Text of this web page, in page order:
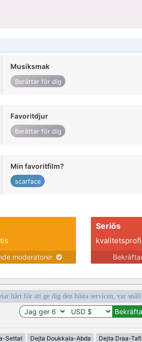
Musiksmak
Berättar för dig
Favoritdjur
Berättar för dig
Min favoritfilm?
scarface
moderatorer
Seriös
hårt för att ge dig den bästa servicen, var snäll
Settat Dejta Doukkala-Abda Dejta Draa-